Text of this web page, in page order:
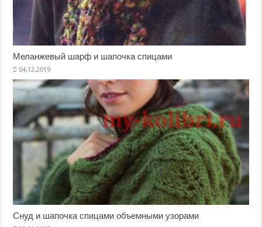
Меланжевый шарф и шапочка спицами
Снуд и шапочка спицами объемными узорами